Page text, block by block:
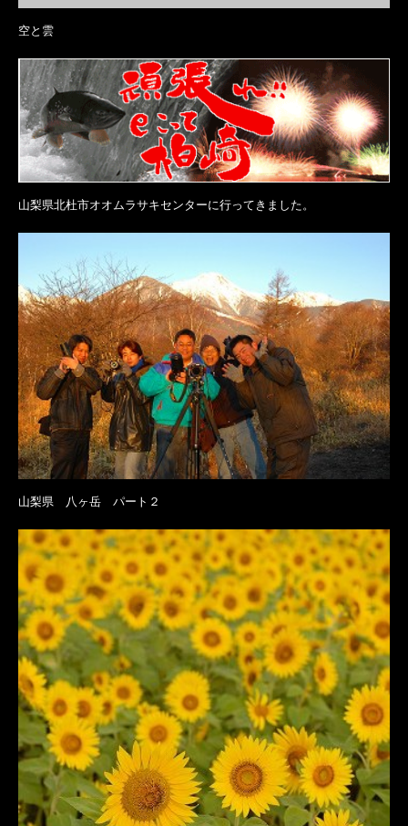
空と雲
山梨県北杜市オオムラサキセンターに行ってきました。
山梨県 八ヶ岳 パート２